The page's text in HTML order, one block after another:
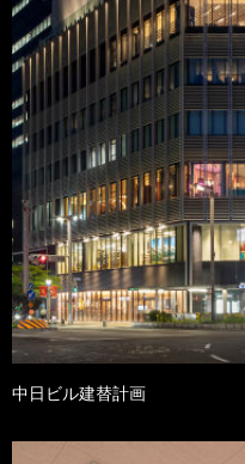
中日ビル建替計画